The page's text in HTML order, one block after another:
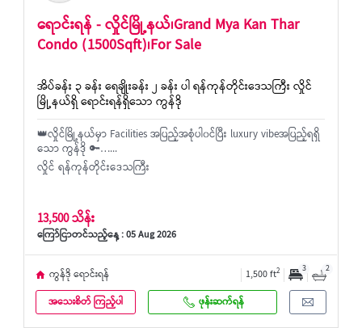
ရောင်းရန် - လှိုင်မြို့နယ်၊Grand Mya Kan Thar
Condo (1500Sqft)၊For Sale
အိပ်ခန်း ၃ ခန်း ရေချိုးခန်း ၂ ခန်း ပါ ရန်ကုန်တိုင်းဒေသကြီး လှိုင်
မြို့နယ်ရှိ ရောင်းရန်ရှိသော ကွန်ဒို
👑လှိုင်မြို့နယ်မှာ Facilities အပြည့်အစုံပါ၀င်ပြီး luxury vibeအပြည့်ရရှိ
သော ကွန်ဒို 🔑…...
လှိုင် ရန်ကုန်တိုင်းဒေသကြီး
13,500 သိန်း
ကြော်ငြာတင်သည့်နေ့ : 05 Aug 2026
ကွန်ဒို ရောင်းရန် 1,500 ft2 3 2
အသေးစိတ် ကြည့်ပါ ဖုန်းဆက်ရန်